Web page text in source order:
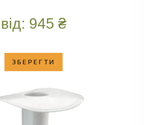
від: 945 ₴
ЗБЕРЕГТИ